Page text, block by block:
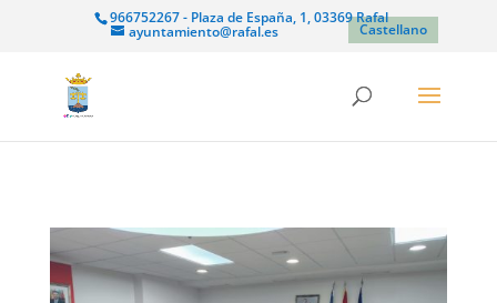
966752267 - Plaza de España, 1, 03369 Rafal
ayuntamiento@rafal.es Castellano